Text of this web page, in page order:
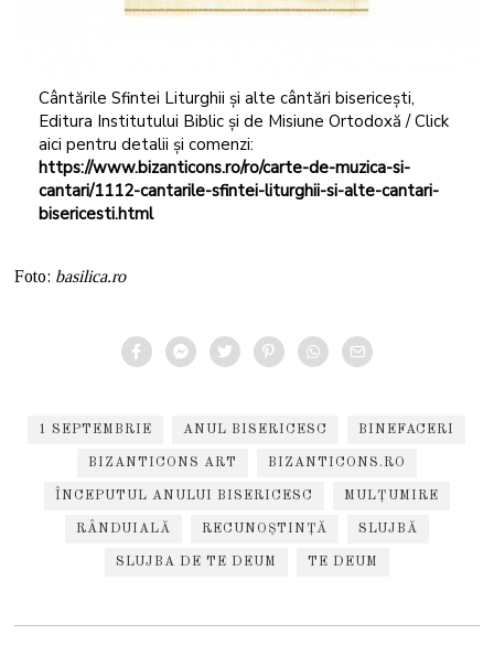
Cântările Sfintei Liturghii și alte cântări bisericești,
Editura Institutului Biblic și de Misiune Ortodoxă / Click
aici pentru detalii și comenzi:
https://www.bizanticons.ro/ro/carte-de-muzica-si-
cantari/1112-cantarile-sfintei-liturghii-si-alte-cantari-
bisericesti.html
Foto: basilica.ro
1 SEPTEMBRIE ANUL BISERICESC BINEFACERI
BIZANTICONS ART BIZANTICONS.RO
ÎNCEPUTUL ANULUI BISERICESC MULȚUMIRE
RÂNDUIALĂ RECUNOȘTINȚĂ SLUJBĂ
SLUJBA DE TE DEUM TE DEUM